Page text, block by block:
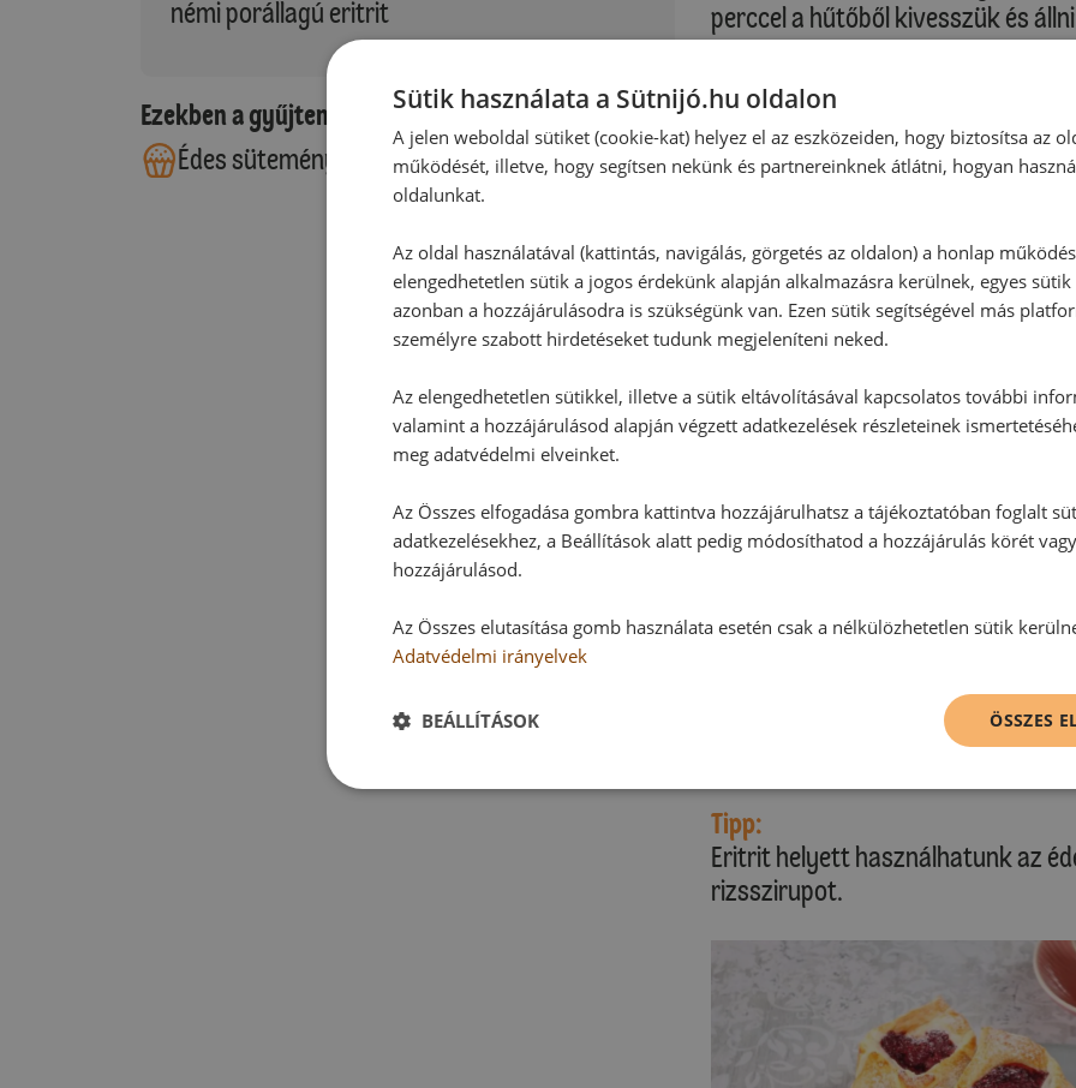
némi porállagú eritrit
Ezekben a gyűjteményekben található:
Édes sütemények
Leveles tészták
perccel a hűtőből kivesszük és
eltávolítjuk a tésztáról. A
A leveles tésztát kitekerjük és hat
cm) vágjuk. A megmaradt
gyümölcstölteléket
majd egy kanál hátuljával
maradjanak. A tésztanégyzetek
felé egymásra hajtjuk, az
majd alulról felhajtjuk a 3. sarkot
formát. A félretett tésztacsíkot
nyújtjuk, és 6 kis szív formát
kevés tojássárgájával az
előkészített tepsibe helyezzük.
teáskanál vízzel, és átkenjük
részébe toljuk, és a süteményt
A süteményeket sütőpapírral
kihűlni. Eritrittel meghintve
Tipp:
Eritrit helyett használhatunk az
rizsszirupot.
Sütik használata a Sütnijó.hu oldalon
A jelen weboldal sütiket (cookie-kat) helyez el az eszközeiden, hogy biztosítsa az
működését, illetve, hogy segítsen nekünk és partnereinknek átlátni, hogyan
oldalunkat.
Az oldal használatával (kattintás, navigálás, görgetés az oldalon) a honlap
elengedhetetlen sütik a jogos érdekünk alapján alkalmazásra kerülnek, egyes
azonban a hozzájárulásodra is szükségünk van. Ezen sütik segítségével más
személyre szabott hirdetéseket tudunk megjeleníteni neked.
Az elengedhetetlen sütikkel, illetve a sütik eltávolításával kapcsolatos további
valamint a hozzájárulásod alapján végzett adatkezelések részleteinek
meg adatvédelmi elveinket.
Az Összes elfogadása gombra kattintva hozzájárulhatsz a tájékoztatóban foglalt
adatkezelésekhez, a Beállítások alatt pedig módosíthatod a hozzájárulás körét
hozzájárulásod.
Az Összes elutasítása gomb használata esetén csak a nélkülözhetetlen sütik
Adatvédelmi irányelvek
ÖSSZES
BEÁLLÍTÁSOK